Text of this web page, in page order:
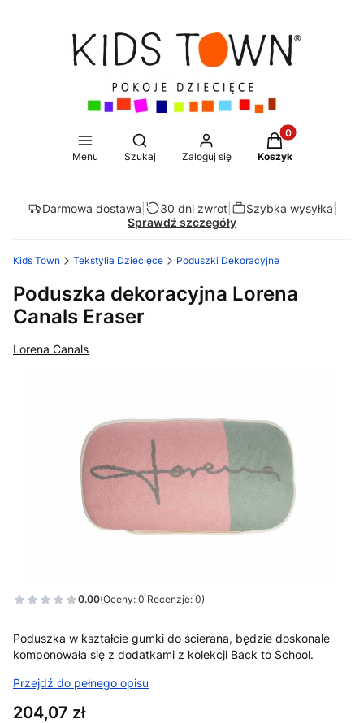
Menu
Otwórz wyszukiwarkę
Szukaj Zaloguj się
Produkty w
Koszyk
Darmowa dostawa 30 dni zwrot| Szybka wysyłka
Sprawdź szczegóły
Kids Town Tekstylia Dziecięce Poduszki Dekoracyjne
Poduszka dekoracyjna Lorena
Canals Eraser
Lorena Canals
0.00(Oceny: 0 Recenzje: 0)
Poduszka w kształcie gumki do ścierana, będzie doskonale
komponowała się z dodatkami z kolekcji Back to School.
Przejdź do pełnego opisu
Cena
204,07 zł